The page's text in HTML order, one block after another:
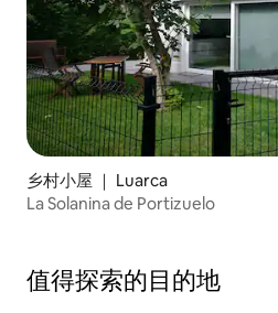
乡村小屋 ｜ Luarca
La Solanina de Portizuelo
值得探索的目的地